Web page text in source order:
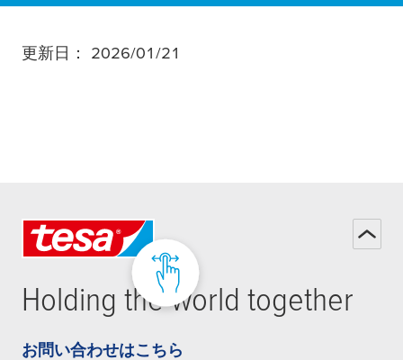
更新日： 2026/01/21
Holding the world together
お問い合わせはこちら